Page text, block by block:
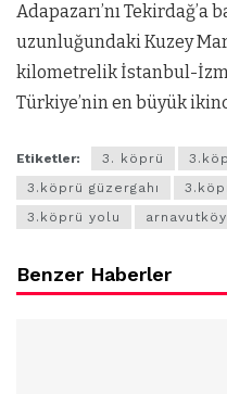
Adapazarı’nı Tekirdağ’a
uzunluğundaki Kuzey
kilometrelik İstanbul-
Türkiye’nin en büyük
Etiketler: 3. köprü
3.köprü güzergahı
3.köprü yolu
Benzer Haberler